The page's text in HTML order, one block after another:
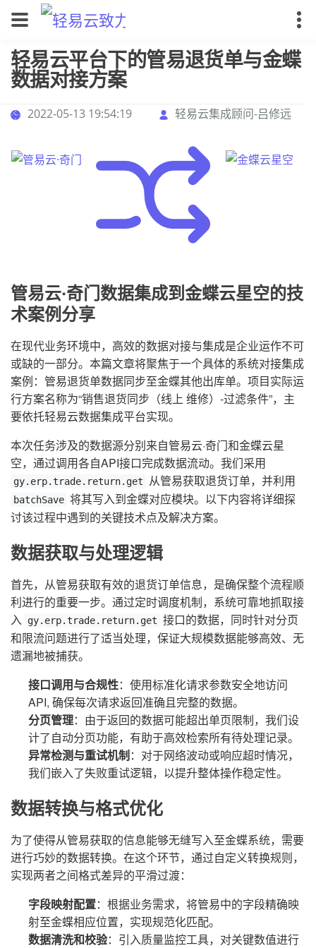
轻易云平台下的管易退货单与金蝶
数据对接方案
2022-05-13 19:54:19 轻易云集成顾问-吕修远
管易云·奇门数据集成到金蝶云星空的技
术案例分享
在现代业务环境中，高效的数据对接与集成是企业运作不可
或缺的一部分。本篇文章将聚焦于一个具体的系统对接集成
案例：管易退货单数据同步至金蝶其他出库单。项目实际运
行方案名称为“销售退货同步（线上 维修）-过滤条件”，主
要依托轻易云数据集成平台实现。
本次任务涉及的数据源分别来自管易云·奇门和金蝶云星
空，通过调用各自API接口完成数据流动。我们采用
gy.erp.trade.return.get 从管易获取退货订单，并利用
batchSave 将其写入到金蝶对应模块。以下内容将详细探
讨该过程中遇到的关键技术点及解决方案。
数据获取与处理逻辑
首先，从管易获取有效的退货订单信息，是确保整个流程顺
利进行的重要一步。通过定时调度机制，系统可靠地抓取接
入 gy.erp.trade.return.get 接口的数据，同时针对分页
和限流问题进行了适当处理，保证大规模数据能够高效、无
遗漏地被捕获。
接口调用与合规性：使用标准化请求参数安全地访问
API, 确保每次请求返回准确且完整的数据。
分页管理：由于返回的数据可能超出单页限制，我们设
计了自动分页功能，有助于高效检索所有待处理记录。
异常检测与重试机制：对于网络波动或响应超时情况，
我们嵌入了失败重试逻辑，以提升整体操作稳定性。
数据转换与格式优化
为了使得从管易获取的信息能够无缝写入至金蝶系统，需要
进行巧妙的数据转换。在这个环节，通过自定义转换规则，
实现两者之间格式差异的平滑过渡：
字段映射配置：根据业务需求，将管易中的字段精确映
射至金蝶相应位置，实现规范化匹配。
数据清洗和校验：引入质量监控工具，对关键数值进行